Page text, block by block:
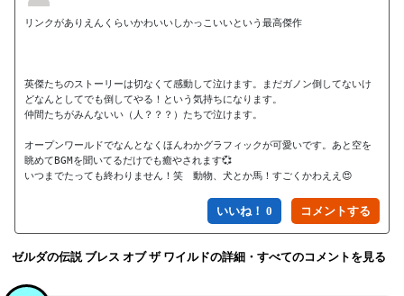
リンクがありえんくらいかわいいしかっこいいという最高傑作
英傑たちのストーリーは切なくて感動して泣けます。まだガノン倒してないけ
どなんとしてでも倒してやる！という気持ちになります。
仲間たちがみんないい（人？？？）たちで泣けます。
オープンワールドでなんとなくほんわかグラフィックが可愛いです。あと空を
眺めてBGMを聞いてるだけでも癒やされます💞
いつまでたっても終わりません！笑　動物、犬とか馬！すごくかわええ😍
いいね！ 0
ゼルダの伝説 ブレス オブ ザ ワイルドの詳細・すべてのコメントを見る